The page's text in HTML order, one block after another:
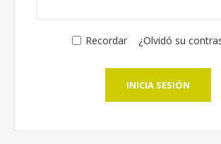
Recordar ¿Olvidó su
INICIA SESIÓN